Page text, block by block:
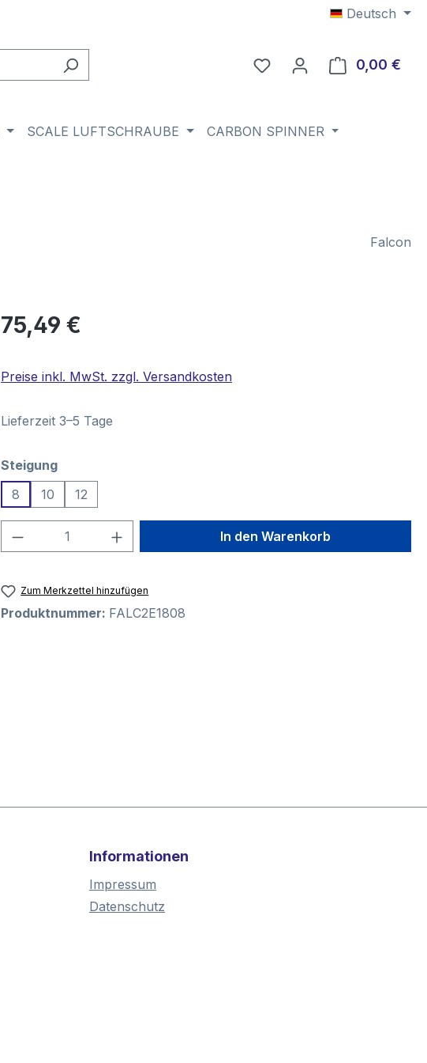
Deutsch
Du hast 0 Produkte auf
0,00 €
SCALE LUFTSCHRAUBE
CARBON SPINNER
Falcon
Regulärer Preis:
75,49 €
Preise inkl. MwSt. zzgl. Versandkosten
Lieferzeit 3–5 Tage
Steigungauswählen
8
10 12
Produkt Anzahl: Gib den gewünschten Wert
In den Warenkorb
Zum Merkzettel hinzufügen
Produktnummer: FALC2E1808
Informationen
Impressum
Datenschutz